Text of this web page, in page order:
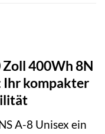
Zoll 400Wh 8N
Ihr kompakter
A-8 Unisex ein